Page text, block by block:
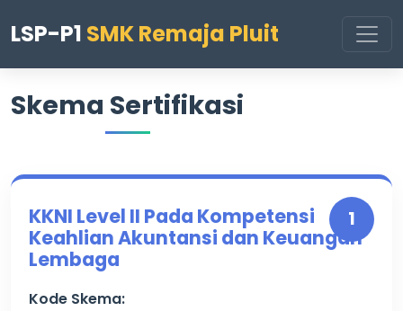
LSP-P1 SMK Remaja Pluit
Skema Sertifikasi
1
KKNI Level II Pada Kompetensi
Keahlian Akuntansi dan Keuangan
Lembaga
Kode Skema: